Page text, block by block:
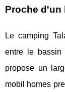
Proche d'un
Le camping
entre le bassin
propose un
mobil homes